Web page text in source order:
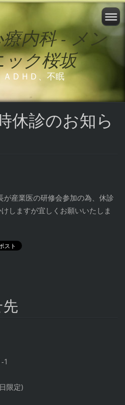
内科 - メン
ク桜坂
ＡＤＨＤ、不眠
休診のお知ら
産業医の研修会参加の為、休診
しますが宜しくお願いいたしま
1
限定)